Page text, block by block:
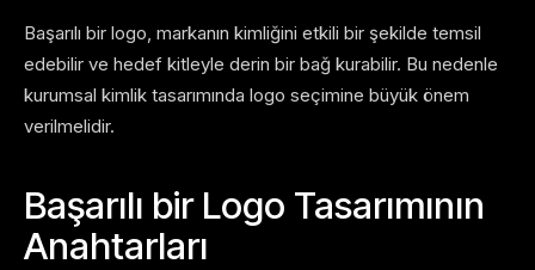
Başarılı bir logo, markanın kimliğini etkili bir şekilde temsil
edebilir ve hedef kitleyle derin bir bağ kurabilir. Bu nedenle
kurumsal kimlik tasarımında logo seçimine büyük önem
verilmelidir.
Başarılı bir Logo Tasarımının
Anahtarları